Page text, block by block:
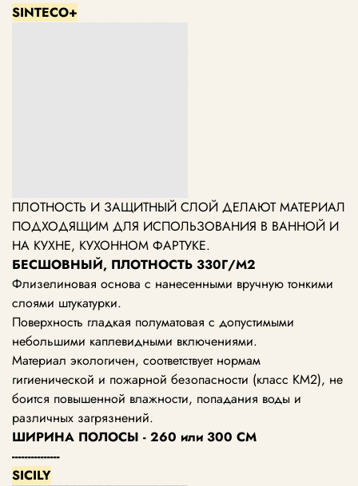
SINTECO+
ПЛОТНОСТЬ И ЗАЩИТНЫЙ СЛОЙ ДЕЛАЮТ МАТЕРИАЛ
ПОДХОДЯЩИМ ДЛЯ ИСПОЛЬЗОВАНИЯ В ВАННОЙ И
НА КУХНЕ, КУХОННОМ ФАРТУКЕ.
БЕСШОВНЫЙ, ПЛОТНОСТЬ 330Г/М2
Флизелиновая основа с нанесенными вручную тонкими
слоями штукатурки.
Поверхность гладкая полуматовая с допустимыми
небольшими каплевидными включениями.
Материал экологичен, соответствует нормам
гигиенической и пожарной безопасности (класс KM2), не
боится повышенной влажности, попадания воды и
различных загрязнений.
ШИРИНА ПОЛОСЫ - 260 или 300 СМ
---------------
SICILY